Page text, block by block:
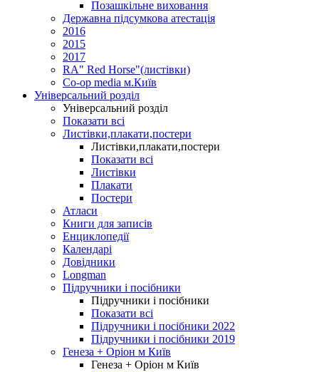
Позашкільне виховання
Державна підсумкова атестація
2016
2015
2017
RA" Red Horse"(листівки)
Co-op media м.Київ
Універсальний розділ
Універсальний розділ
Показати всі
Листівки,плакати,постери
Листівки,плакати,постери
Показати всі
Листівки
Плакати
Постери
Атласи
Книги для записів
Енциклопедії
Календарі
Довідники
Longman
Підручники і посібники
Підручники і посібники
Показати всі
Підручники і посібники 2022
Підручники і посібники 2019
Генеза + Оріон м Київ
Генеза + Оріон м Київ